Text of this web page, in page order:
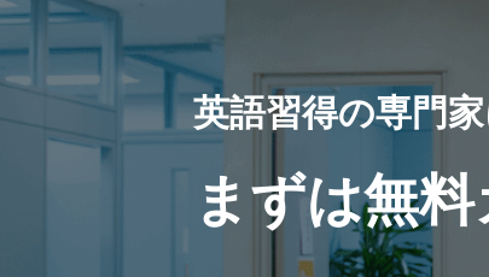
英語習得の専門家
まずは無料